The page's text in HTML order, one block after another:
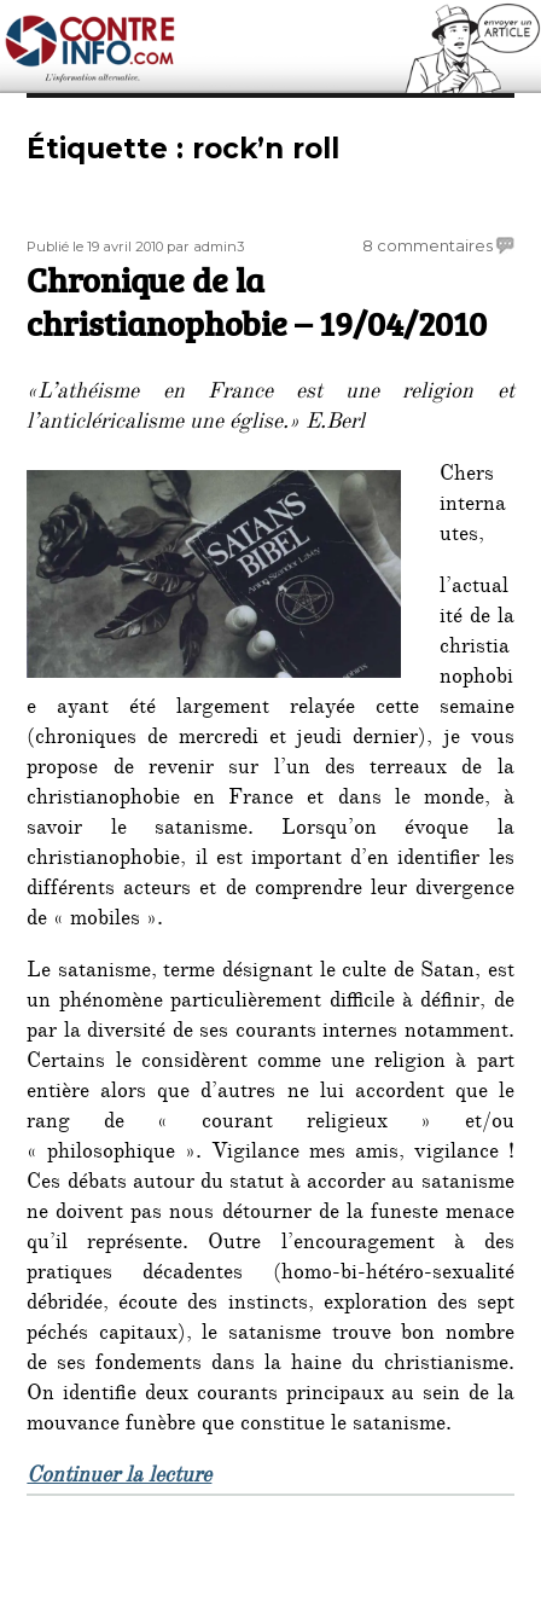
Contre-Info
Étiquette : rock’n roll
Publié
le
Publié le 19 avril 2010 Auteur
par admin3 8 commentairessur
19/
Chronique de la
christianophobie – 19/04/2010
«L’athéisme en France est une religion et
l’anticléricalisme une église.» E.Berl
Chers
interna
utes,
l’actual
ité de la
christia
nophobi
e ayant été largement relayée cette semaine
(chroniques de mercredi et jeudi dernier), je vous
propose de revenir sur l’un des terreaux de la
christianophobie en France et dans le monde, à
savoir le satanisme. Lorsqu’on évoque la
christianophobie, il est important d’en identifier les
différents acteurs et de comprendre leur divergence
de « mobiles ».
Le satanisme, terme désignant le culte de Satan, est
un phénomène particulièrement difficile à définir, de
par la diversité de ses courants internes notamment.
Certains le considèrent comme une religion à part
entière alors que d’autres ne lui accordent que le
rang de « courant religieux » et/ou
« philosophique ». Vigilance mes amis, vigilance !
Ces débats autour du statut à accorder au satanisme
ne doivent pas nous détourner de la funeste menace
qu’il représente. Outre l’encouragement à des
pratiques décadentes (homo-bi-hétéro-sexualité
débridée, écoute des instincts, exploration des sept
péchés capitaux), le satanisme trouve bon nombre
de ses fondements dans la haine du christianisme.
On identifie deux courants principaux au sein de la
mouvance funèbre que constitue le satanisme.
Continuer la lecturede « Chronique de la